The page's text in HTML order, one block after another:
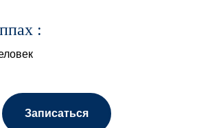
:
Записаться